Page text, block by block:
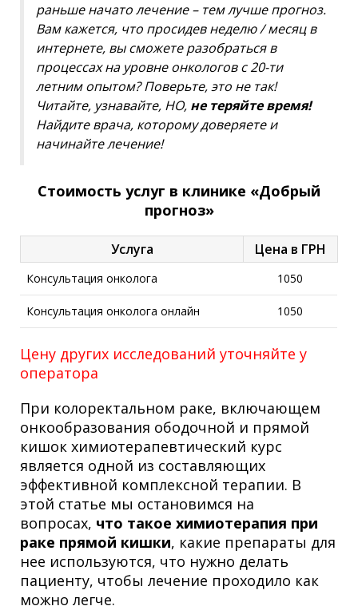
раньше начато лечение – тем лучше прогноз.
Вам кажется, что просидев неделю / месяц в
интернете, вы сможете разобраться в
процессах на уровне онкологов с 20-ти
летним опытом? Поверьте, это не так!
Читайте, узнавайте, НО, не теряйте время!
Найдите врача, которому доверяете и
начинайте лечение!
Стоимость услуг в клинике «Добрый
прогноз»
Услуга Цена в ГРН
Консультация онколога 1050
Консультация онколога онлайн 1050
Цену других исследований уточняйте у
оператора
При колоректальном раке, включающем
онкообразования ободочной и прямой
кишок химиотерапевтический курс
является одной из составляющих
эффективной комплексной терапии. В
этой статье мы остановимся на
вопросах, что такое химиотерапия при
раке прямой кишки, какие препараты для
нее используются, что нужно делать
пациенту, чтобы лечение проходило как
можно легче.